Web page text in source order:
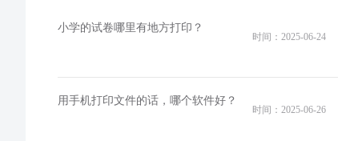
小学的试卷哪里有地方打印？
时间：2025-06-24
用手机打印文件的话，哪个软件好？
时间：2025-06-26